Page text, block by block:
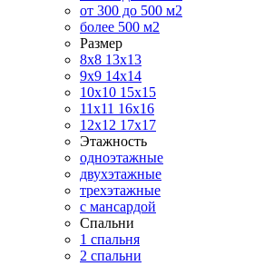
от 300 до 500 м2
более 500 м2
Размер
8х8 13х13
9х9 14х14
10х10 15х15
11x11 16х16
12х12 17х17
Этажность
одноэтажные
двухэтажные
трехэтажные
с мансардой
Спальни
1 спальня
2 спальни